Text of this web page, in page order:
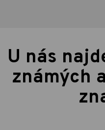
U nás
známých